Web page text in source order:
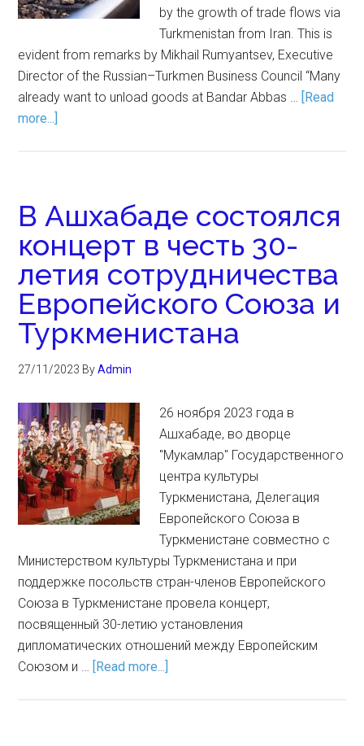
by the growth of trade flows via
Turkmenistan from Iran. This is
evident from remarks by Mikhail Rumyantsev, Executive
Director of the Russian–Turkmen Business Council “Many
already want to unload goods at Bandar Abbas … [Read
more...]
В Ашхабаде состоялся
концерт в честь 30-
летия сотрудничества
Европейского Союза и
Туркменистана
27/11/2023 ByAdmin
26 ноября 2023 года в
Ашхабаде, во дворце
"Мукамлар" Государственного
центра культуры
Туркменистана, Делегация
Европейского Союза в
Туркменистане совместно с
Министерством культуры Туркменистана и при
поддержке посольств стран-членов Европейского
Союза в Туркменистане провела концерт,
посвященный 30-летию установления
дипломатических отношений между Европейским
Союзом и … [Read more...]